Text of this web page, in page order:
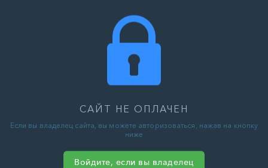
САЙТ НЕ ОПЛАЧЕН
Если вы владелец сайта, вы можете авторизоваться, нажав на кнопку
ниже
Войдите, если вы владелец